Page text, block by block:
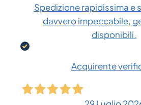
Spedizione rapidissima e
davvero impeccabile,
disponibili.
Acquirente